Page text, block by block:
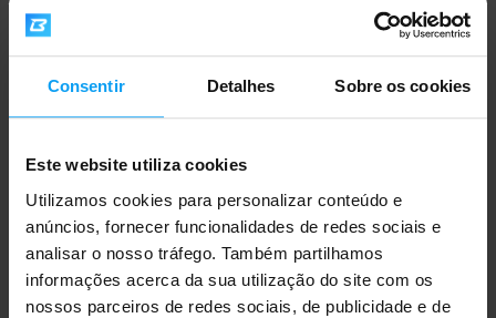
Consentir Detalhes Sobre os cookies
Este website utiliza cookies
Utilizamos cookies para personalizar conteúdo e
anúncios, fornecer funcionalidades de redes sociais e
analisar o nosso tráfego. Também partilhamos
informações acerca da sua utilização do site com os
nossos parceiros de redes sociais, de publicidade e de
Scitec Nutrition
Tryptophan 60 cápsulas
13,90€
SuperCarb Xpress 1000 g
19,50